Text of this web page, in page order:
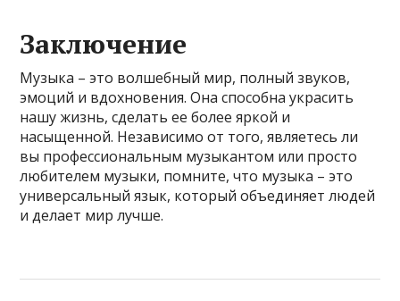
Заключение
Музыка – это волшебный мир, полный звуков,
эмоций и вдохновения. Она способна украсить
нашу жизнь, сделать ее более яркой и
насыщенной. Независимо от того, являетесь ли
вы профессиональным музыкантом или просто
любителем музыки, помните, что музыка – это
универсальный язык, который объединяет людей
и делает мир лучше.